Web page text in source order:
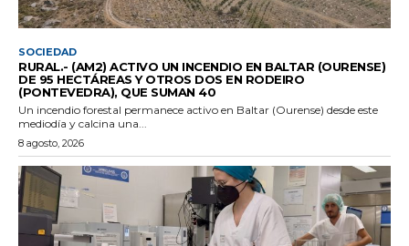
SOCIEDAD
RURAL.- (AM2) ACTIVO UN INCENDIO EN BALTAR (OURENSE)
DE 95 HECTÁREAS Y OTROS DOS EN RODEIRO
(PONTEVEDRA), QUE SUMAN 40
Un incendio forestal permanece activo en Baltar (Ourense) desde este
mediodía y calcina una...
8 agosto, 2026